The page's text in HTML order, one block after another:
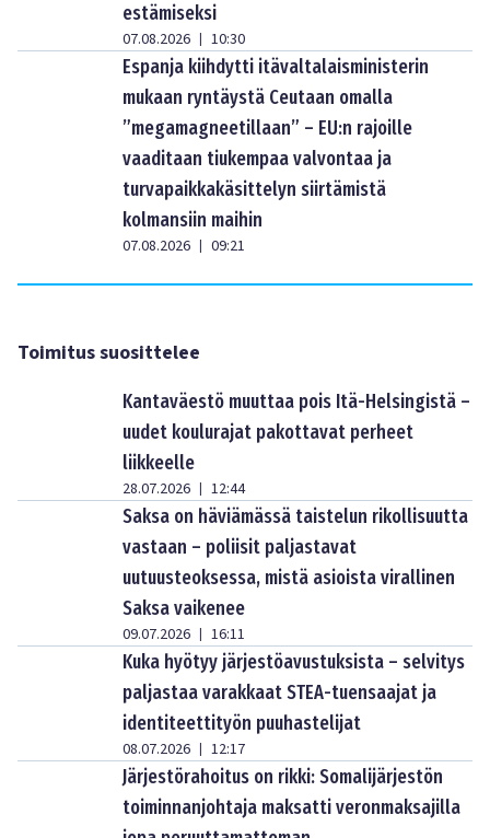
estämiseksi
07.08.2026 | 10:30
Espanja kiihdytti itävaltalaisministerin
mukaan ryntäystä Ceutaan omalla
”megamagneetillaan” – EU:n rajoille
vaaditaan tiukempaa valvontaa ja
turvapaikkakäsittelyn siirtämistä
kolmansiin maihin
07.08.2026 | 09:21
Toimitus suosittelee
Kantaväestö muuttaa pois Itä-Helsingistä –
uudet koulurajat pakottavat perheet
liikkeelle
28.07.2026 | 12:44
Saksa on häviämässä taistelun rikollisuutta
vastaan – poliisit paljastavat
uutuusteoksessa, mistä asioista virallinen
Saksa vaikenee
09.07.2026 | 16:11
Kuka hyötyy järjestöavustuksista – selvitys
paljastaa varakkaat STEA-tuensaajat ja
identiteettityön puuhastelijat
08.07.2026 | 12:17
Järjestörahoitus on rikki: Somalijärjestön
toiminnanjohtaja maksatti veronmaksajilla